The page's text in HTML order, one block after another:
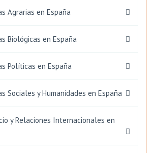
Agrarias en España
Biológicas en España
Políticas en España
Sociales y Humanidades en España
y Relaciones Internacionales en